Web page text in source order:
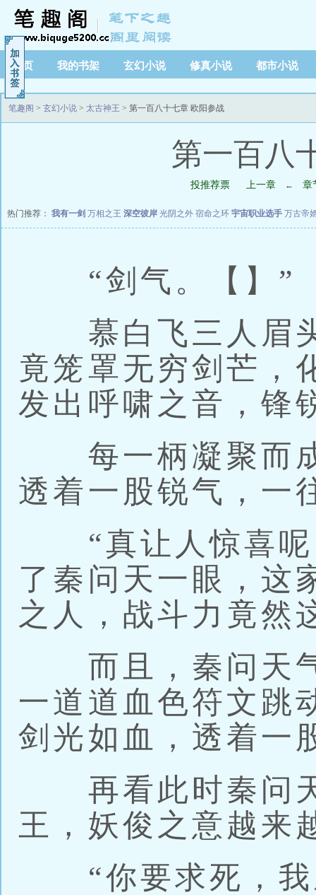
首页 我的书架 玄幻小说 修真小说 都市小说
笔趣阁 > 玄幻小说 > 太古神王 > 第一百八十七章 欧阳参战
第一百八
投推荐票 上一章 ← 章
热门推荐： 我有一剑 万相之王 深空彼岸 光阴之外 宿命之环 宇宙职业选手 万古帝
“剑气。【】”
慕白飞三人眉头
竟笼罩无穷剑芒，
发出呼啸之音，锋
每一柄凝聚而成
透着一股锐气，一
“真让人惊喜呢
了秦问天一眼，这
之人，战斗力竟然
而且，秦问天气
一道道血色符文跳
剑光如血，透着一
再看此时秦问天
王，妖俊之意越来
“你要求死，我